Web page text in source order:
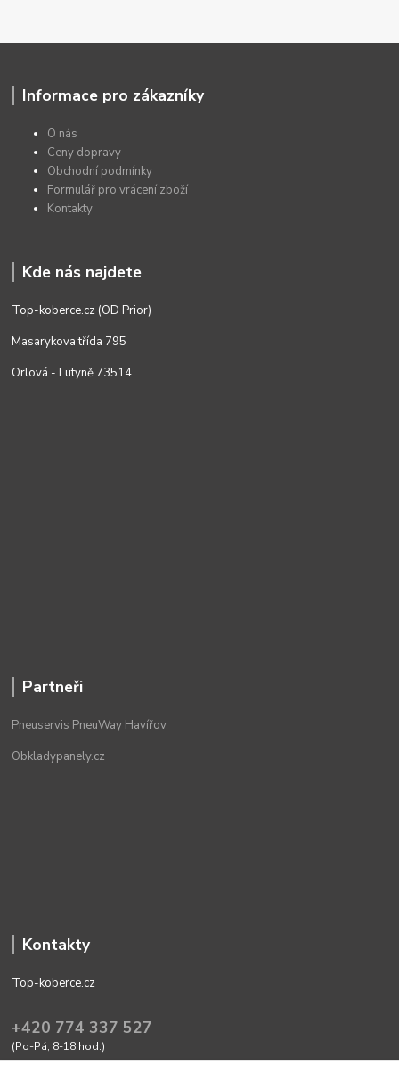
Informace pro zákazníky
O nás
Ceny dopravy
Obchodní podmínky
Formulář pro vrácení zboží
Kontakty
Kde nás najdete
Top-koberce.cz (OD Prior)
Masarykova třída 795
Orlová - Lutyně 73514
Partneři
Pneuservis PneuWay Havířov
Obkladypanely.cz
Kontakty
Top-koberce.cz
+420 774 337 527
(Po-Pá, 8-18 hod.)